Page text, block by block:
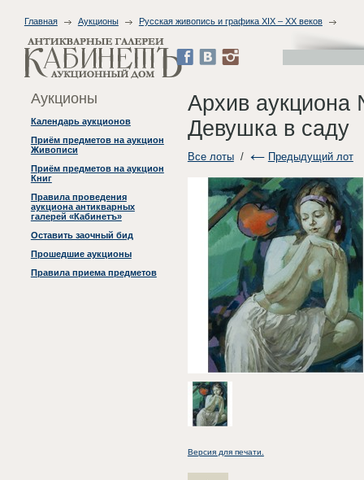
Главная Аукционы Русская живопись и графика XIX – XX веков
Аукционы
Календарь аукционов
Приём предметов на аукцион
Живописи
Приём предметов на аукцион
Книг
Правила проведения
аукциона антикварных
галерей «Кабинетъ»
Оставить заочный бид
Прошедшие аукционы
Правила приема предметов
Архив
Девушка в саду
Все лоты/ Предыдущий лот
Версия для печати.